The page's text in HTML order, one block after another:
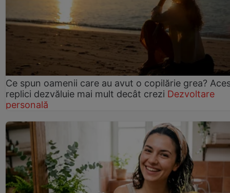
Ce spun oamenii care au avut o copilărie grea?
replici dezvăluie mai mult decât crezi Dezvoltare
personală